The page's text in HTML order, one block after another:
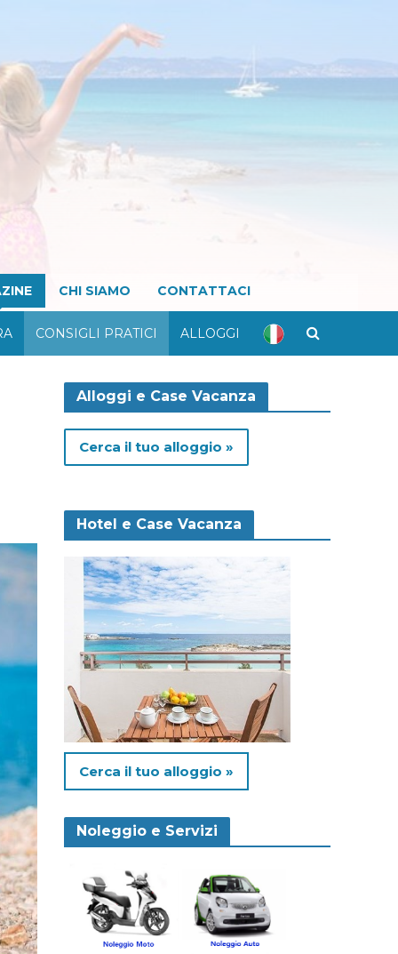
CHI SIAMO CONTATTACI
CONSIGLI PRATICI ALLOGGI
Alloggi e Case Vacanza
Cerca il tuo alloggio »
Hotel e Case Vacanza
Cerca il tuo alloggio »
Noleggio e Servizi